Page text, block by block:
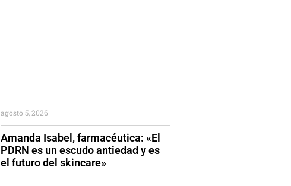
Amanda Isabel, farmacéutica: «El
PDRN es un escudo antiedad y es
el futuro del skincare»
agosto 5, 2026